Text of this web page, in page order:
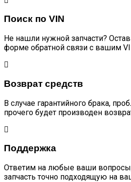
Поиск по VIN
Не нашли нужной запчасти?
форме обратной связи с вашим
Возврат средств
В случае гарантийного брака,
прочего будет производен
Поддержка
Ответим на любые ваши
запчасть точно подходящую на